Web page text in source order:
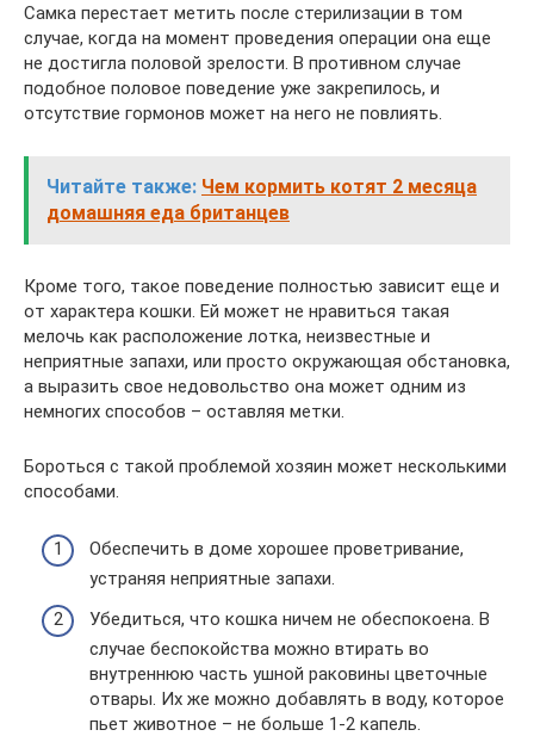
Самка перестает метить после стерилизации в том
случае, когда на момент проведения операции она еще
не достигла половой зрелости. В противном случае
подобное половое поведение уже закрепилось, и
отсутствие гормонов может на него не повлиять.
Читайте также: Чем кормить котят 2 месяца
домашняя еда британцев
Кроме того, такое поведение полностью зависит еще и
от характера кошки. Ей может не нравиться такая
мелочь как расположение лотка, неизвестные и
неприятные запахи, или просто окружающая обстановка,
а выразить свое недовольство она может одним из
немногих способов – оставляя метки.
Бороться с такой проблемой хозяин может несколькими
способами.
Обеспечить в доме хорошее проветривание,
устраняя неприятные запахи.
Убедиться, что кошка ничем не обеспокоена. В
случае беспокойства можно втирать во
внутреннюю часть ушной раковины цветочные
отвары. Их же можно добавлять в воду, которое
пьет животное – не больше 1-2 капель.